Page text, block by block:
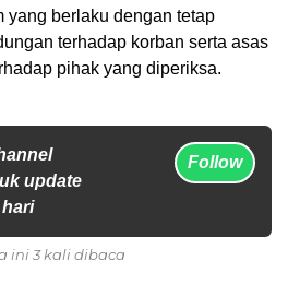
yang berlaku dengan tetap
terhadap korban serta asas
pihak yang diperiksa.
update
Follow
ini 3 kali dibaca